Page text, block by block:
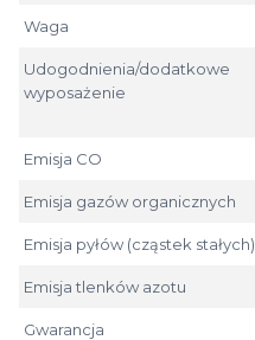
Waga
Udogodnienia/dodatkowe
wyposażenie
Emisja CO
Emisja gazów organicznych
Emisja pyłów (cząstek stałych)
Emisja tlenków azotu
Gwarancja